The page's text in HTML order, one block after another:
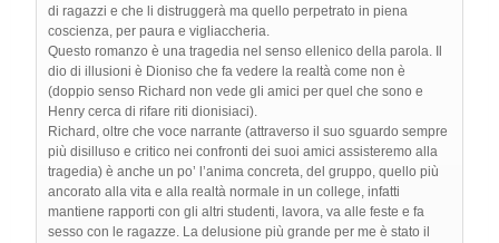
di ragazzi e che li distruggerà ma quello perpetrato in piena
coscienza, per paura e vigliaccheria.
Questo romanzo è una tragedia nel senso ellenico della parola. Il
dio di illusioni è Dioniso che fa vedere la realtà come non è
(doppio senso Richard non vede gli amici per quel che sono e
Henry cerca di rifare riti dionisiaci).
Richard, oltre che voce narrante (attraverso il suo sguardo sempre
più disilluso e critico nei confronti dei suoi amici assisteremo alla
tragedia) è anche un po’ l’anima concreta, del gruppo, quello più
ancorato alla vita e alla realtà normale in un college, infatti
mantiene rapporti con gli altri studenti, lavora, va alle feste e fa
sesso con le ragazze. La delusione più grande per me è stato il